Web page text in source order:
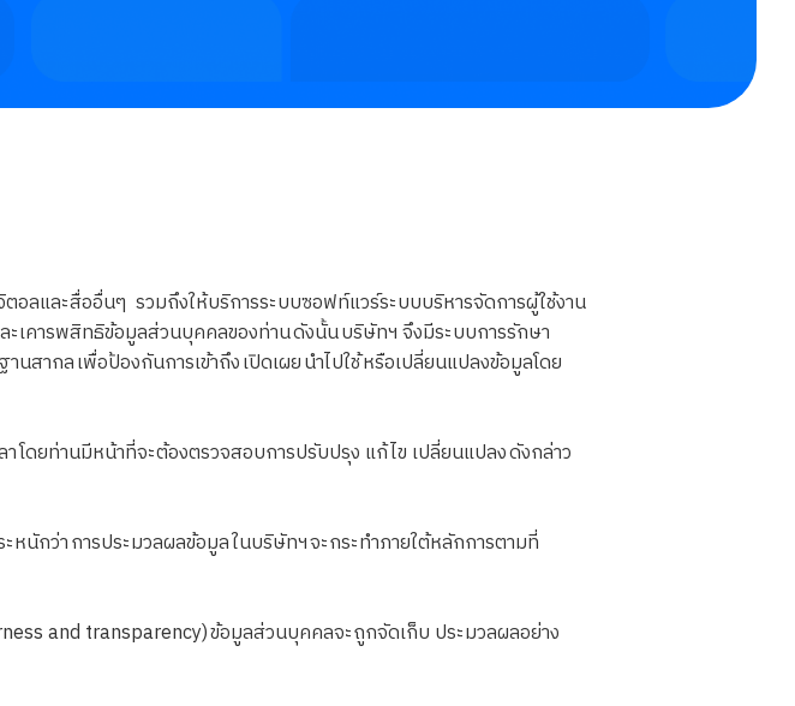
และสื่ออื่นๆ รวมถึงให้บริการระบบซอฟท์แวร์ระบบบริหารจัดการผู้ใช้งาน
เคารพสิทธิข้อมูลส่วนบุคคลของท่าน ดังนั้น บริษัทฯ จึงมีระบบการรักษา
ากล เพื่อป้องกันการเข้าถึง เปิดเผย นำไปใช้ หรือเปลี่ยนแปลงข้อมูลโดย
ดยท่านมีหน้าที่จะต้องตรวจสอบการปรับปรุง แก้ไข เปลี่ยนแปลง ดังกล่าว
กว่า การประมวลผลข้อมูล ในบริษัทฯ จะกระทำภายใต้หลักการตามที่
and transparency) ข้อมูลส่วนบุคคลจะถูกจัดเก็บ ประมวลผลอย่าง